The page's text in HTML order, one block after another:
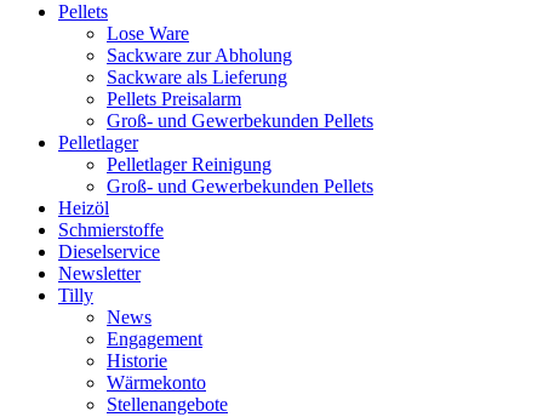
Pellets
Lose Ware
Sackware zur Abholung
Sackware als Lieferung
Pellets Preisalarm
Groß- und Gewerbekunden Pellets
Pelletlager
Pelletlager Reinigung
Groß- und Gewerbekunden Pellets
Heizöl
Schmierstoffe
Dieselservice
Newsletter
Tilly
News
Engagement
Historie
Wärmekonto
Stellenangebote